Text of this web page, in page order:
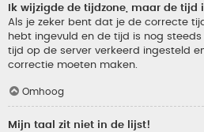
Ik wijzigde de tijdzone, maar de tijd
Als je zeker bent dat je de correcte
hebt ingevuld en de tijd is nog
tijd op de server verkeerd ingesteld
correctie moeten maken.
Omhoog
Mijn taal zit niet in de lijst!